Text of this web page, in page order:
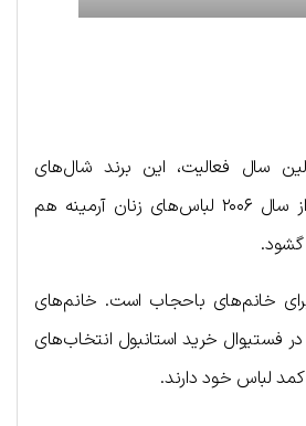
۱۹۴۴ در اولین سال فعالیت، این برند شال‌های
ابریشمی تولید کرد و از سال ۲۰۰۶ لباس‌های زنان آرمینه هم
گشود.
خانم‌های باحجاب است. خانم‌های
خرید استانبول انتخاب‌های
کمد لباس خود دارند.